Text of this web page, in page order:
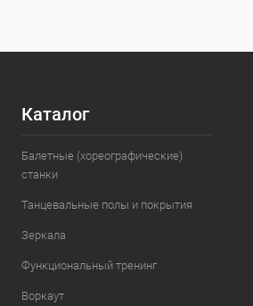
Каталог
Балетные (хореографические)
станки
Танцевальные полы и покрытия
Зеркала
Функциональный тренинг
Воркаут